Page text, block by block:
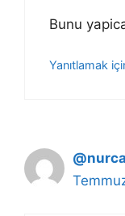
Bunu
Yanıtlamak